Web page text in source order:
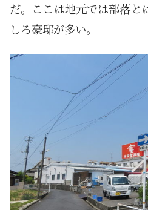
だ。ここは地元では部落と
しろ豪邸が多い。